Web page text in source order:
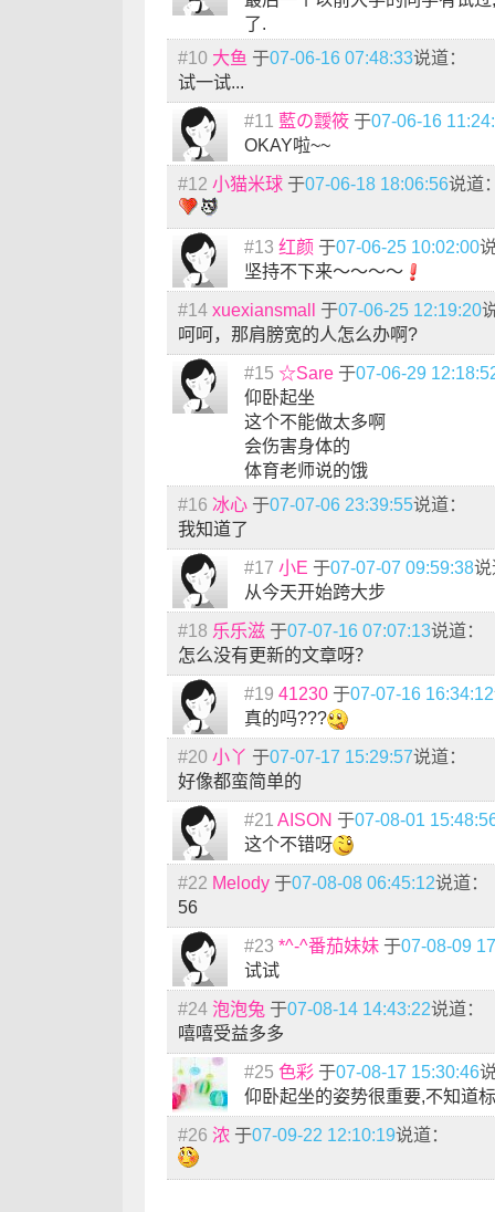
了.
#10 大鱼 于07-06-16 07:48:33说道：
试一试...
#11 藍の靉筱 于07-06-16
OKAY啦~~
#12 小猫米球 于07-06-18 18:06:56说道
#13 红颜 于07-06-25 10:02:00
坚持不下来～～～～
#14 xuexiansmall 于07-06-25 12:19:20
呵呵，那肩膀宽的人怎么办啊?
#15 ☆Sare 于07-06-29
仰卧起坐
这个不能做太多啊
会伤害身体的
体育老师说的饿
#16 冰心 于07-07-06 23:39:55说道：
我知道了
#17 小E 于07-07-07 09:59:38说
从今天开始跨大步
#18 乐乐滋 于07-07-16 07:07:13说道：
怎么没有更新的文章呀？
#19 41230 于07-07-16 16:34:12
真的吗???
#20 小丫 于07-07-17 15:29:57说道：
好像都蛮简单的
#21 AISON 于07-08-01
这个不错呀
#22 Melody 于07-08-08 06:45:12说道：
56
#23 *^-^番茄妹妹 于07-08-09
试试
#24 泡泡兔 于07-08-14 14:43:22说道：
嘻嘻受益多多
#25 色彩 于07-08-17 15:30:46
仰卧起坐的姿势很重要,不知道
#26 浓 于07-09-22 12:10:19说道：